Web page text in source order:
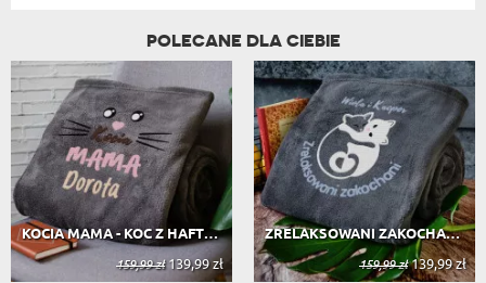
POLECANE DLA CIEBIE
KOCIA MAMA - KOC Z HAFTEM
159,99 zł139,99 zł
ZRELAKSOWANI ZAKOCHANI - KOC Z HAFTEM
159,99 zł139,99 zł